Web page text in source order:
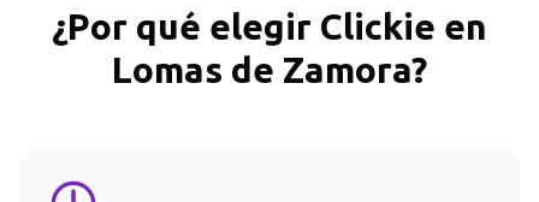
¿Por qué elegir Clickie en
Lomas de Zamora?